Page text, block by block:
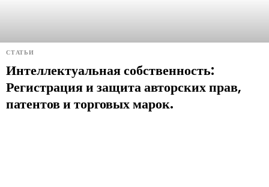
СТАТЬИ
Интеллектуальная собственность:
Регистрация и защита авторских прав,
патентов и торговых марок.